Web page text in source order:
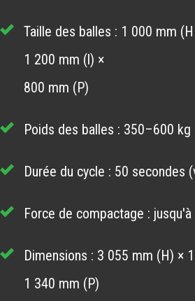
Taille des balles : 1 000 mm
1 200 mm (l) ×
800 mm (P)
Poids des balles : 350–600 kg
Durée du cycle : 50 secondes
Force de compactage :
Dimensions : 3 055 mm (H) ×
1 340 mm (P)